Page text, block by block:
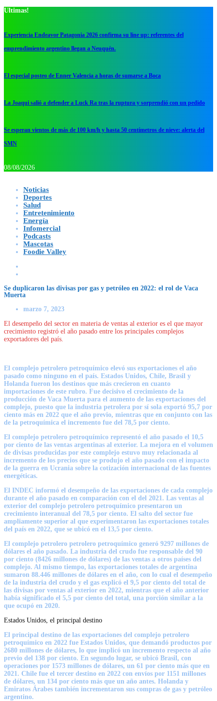
Ultimas!
Experiencia Endeavor Patagonia 2026 confirma su line up: referentes del
emprendimiento argentino llegan a Neuquén.
El especial posteo de Enner Valencia a horas de sumarse a Boca
La Joaqui salió a defender a Luck Ra tras la ruptura y sorprendió con un pedido
Se esperan vientos de más de 100 km/h y hasta 50 centímetros de nieve: alerta del
SMN
08/08/2026
Noticias
Deportes
Salud
Entretenimiento
Energía
Infomercial
Podcasts
Mascotas
Foodie Valley
Se duplicaron las divisas por gas y petróleo en 2022: el rol de Vaca
Muerta
marzo 7, 2023
El desempeño del sector en materia de ventas al exterior es el que mayor
crecimiento registró el año pasado entre los principales complejos
exportadores del país.
El complejo petrolero petroquímico elevó sus exportaciones el año
pasado como ninguno en el país. Estados Unidos, Chile, Brasil y
Holanda fueron los destinos que más crecieron en cuanto
importaciones de este rubro. Fue decisivo el crecimiento de la
producción de Vaca Muerta para el aumento de las exportaciones del
complejo, puesto que la industria petrolera por sí sola exportó 95,7 por
ciento más en 2022 que el año previo, mientras que en conjunto con las
de la petroquímica el incremento fue del 78,5 por ciento.
El complejo petrolero petroquímico representó el año pasado el 10,5
por ciento de las ventas argentinas al exterior. La mejora en el volumen
de divisas producidas por este complejo estuvo muy relacionada al
incremento de los precios que se produjo el año pasado con el impacto
de la guerra en Ucrania sobre la cotización internacional de las fuentes
energéticas.
El INDEC informó el desempeño de las exportaciones de cada complejo
durante el año pasado en comparación con el del 2021. Las ventas al
exterior del complejo petrolero petroquímico presentaron un
crecimiento interanual del 78,5 por ciento. El salto del sector fue
ampliamente superior al que experimentaron las exportaciones totales
del país en 2022, que se ubicó en el 13,5 por ciento.
El complejo petrolero petrolero petroquímico generó 9297 millones de
dólares el año pasado. La industria del crudo fue responsable del 90
por ciento (8426 millones de dólares) de las ventas a otros países del
complejo. Al mismo tiempo, las exportaciones totales de argentina
sumaron 88.446 millones de dólares en el año, con lo cual el desempeño
de la industria del crudo y el gas explicó el 9,5 por ciento del total de
las divisas por ventas al exterior en 2022, mientras que el año anterior
había significado el 5,5 por ciento del total, una porción similar a la
que ocupó en 2020.
Estados Unidos, el principal destino
El principal destino de las exportaciones del complejo petrolero
petroquímico en 2022 fue Estados Unidos, que demandó productos por
2680 millones de dólares, lo que implicó un incremento respecto al año
previo del 138 por ciento. En segundo lugar, se ubicó Brasil, con
operaciones por 1573 millones de dólares, un 61 por ciento más que en
2021. Chile fue el tercer destino en 2022 con envíos por 1151 millones
de dólares, un 134 por ciento más que un año antes. Holanda y
Emiratos Árabes también incrementaron sus compras de gas y petróleo
argentino.